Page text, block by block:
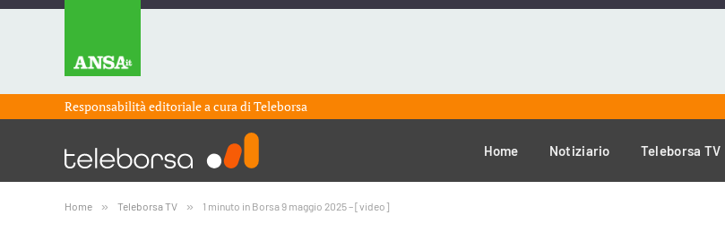
Responsabilità editoriale a cura diTeleborsa
Home Notiziario Teleborsa TV
Home » Teleborsa TV » 1 minuto in Borsa 9 maggio 2025 – [video]